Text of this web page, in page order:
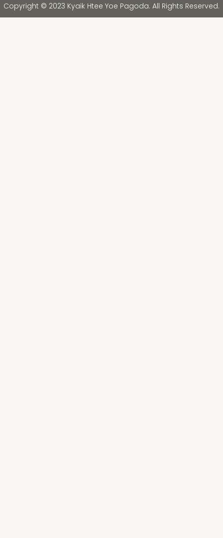
Copyright © 2023 Kyaik Htee Yoe Pagoda. All Rights Reserved.